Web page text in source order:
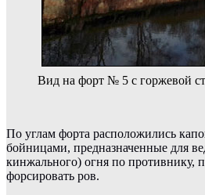
Вид на форт № 5 с горжевой
По углам форта расположились
бойницами, предназначенные для
кинжального) огня по противнику,
форсировать ров.